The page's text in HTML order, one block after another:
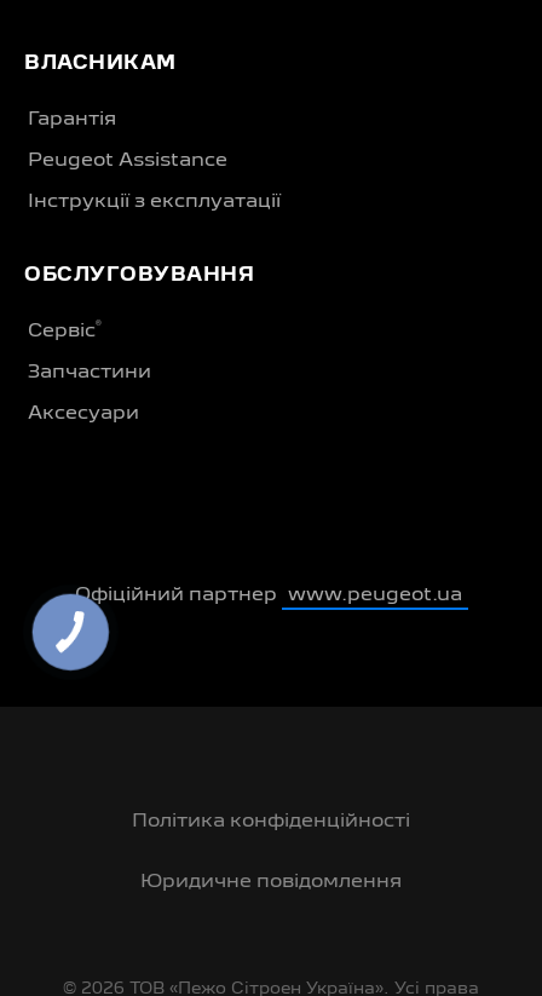
ВЛАСНИКАМ
Гарантія
Peugeot Assistance
Інструкції з експлуатації
ОБСЛУГОВУВАННЯ
Сервіс®
Запчастини
Аксесуари
Офіційний партнер www.peugeot.ua
Політика конфіденційності
Юридичне повідомлення
© 2026 ТОВ «Пежо Сітроен Україна». Усі права